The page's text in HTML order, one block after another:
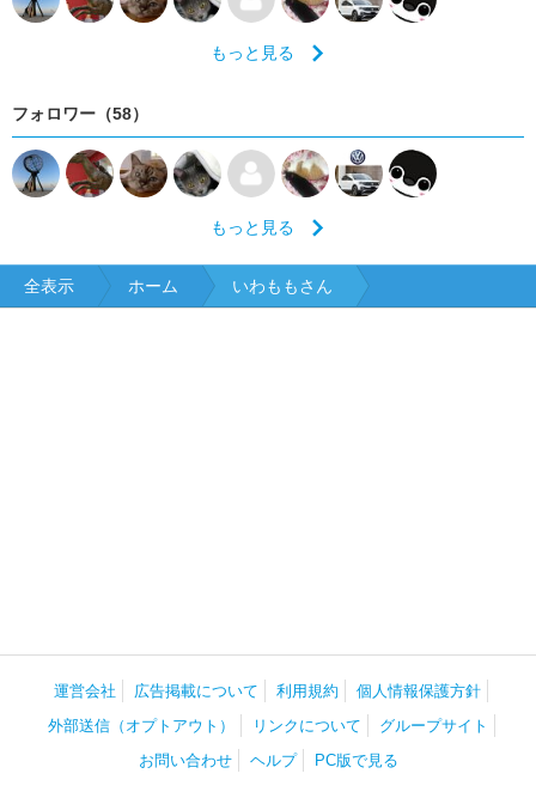
もっと見る
フォロワー（58）
もっと見る
全表示 ホーム いわももさん
運営会社 広告掲載について 利用規約
個人情報保護方針
外部送信（オプトアウト）
リンクについて
グループサイト
お問い合わせ
ヘルプ PC版で見る